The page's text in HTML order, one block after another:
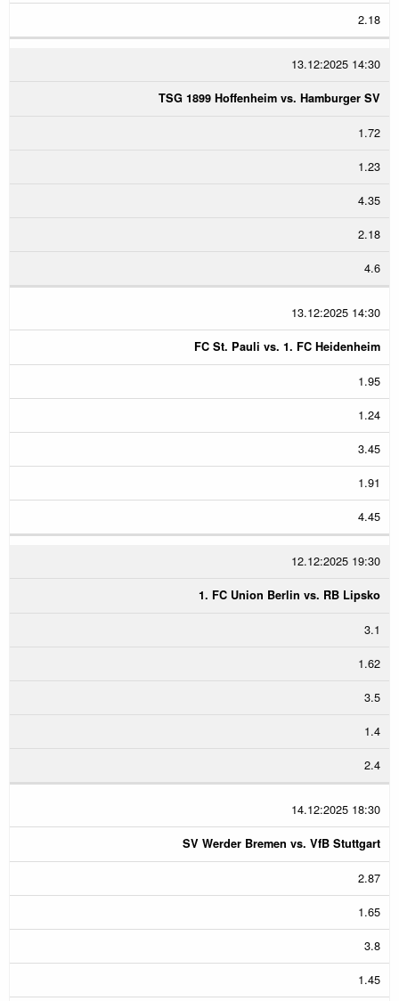
2.18
13.12:2025 14:30
TSG 1899 Hoffenheim vs. Hamburger SV
1.72
1.23
4.35
2.18
4.6
13.12:2025 14:30
FC St. Pauli vs. 1. FC Heidenheim
1.95
1.24
3.45
1.91
4.45
12.12:2025 19:30
1. FC Union Berlin vs. RB Lipsko
3.1
1.62
3.5
1.4
2.4
14.12:2025 18:30
SV Werder Bremen vs. VfB Stuttgart
2.87
1.65
3.8
1.45